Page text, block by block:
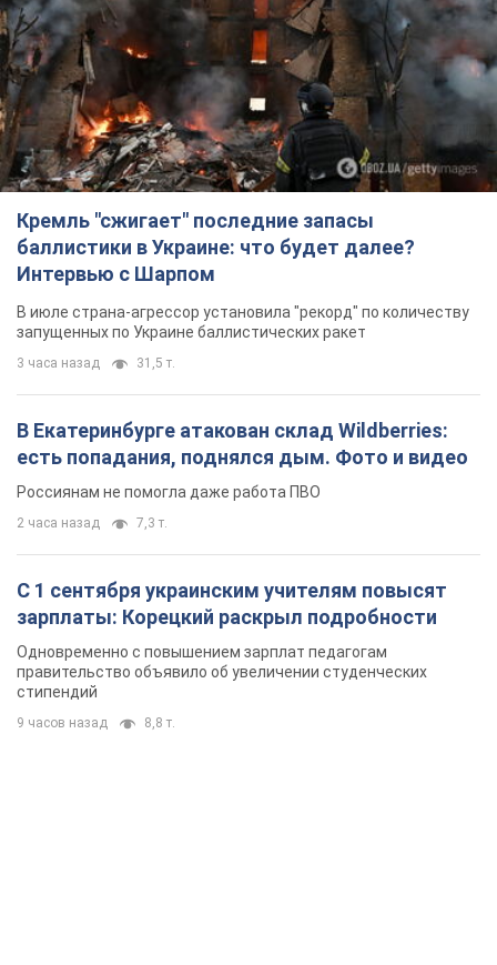
Кремль "сжигает" последние запасы
баллистики в Украине: что будет далее?
Интервью с Шарпом
В июле страна-агрессор установила "рекорд" по количеству
запущенных по Украине баллистических ракет
3 часа назад 31,5 т.
В Екатеринбурге атакован склад Wildberries:
есть попадания, поднялся дым. Фото и видео
Россиянам не помогла даже работа ПВО
2 часа назад 7,3 т.
С 1 сентября украинским учителям повысят
зарплаты: Корецкий раскрыл подробности
Одновременно с повышением зарплат педагогам
правительство объявило об увеличении студенческих
стипендий
9 часов назад 8,8 т.